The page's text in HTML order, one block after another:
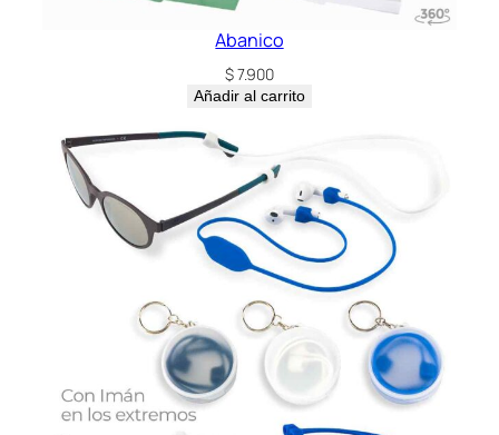
Abanico
$7.900
Añadir al carrito